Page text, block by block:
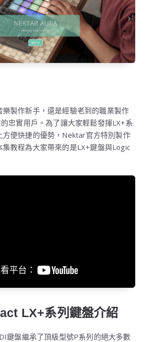
製作新手，還是經驗老到的職業製作
忠實用戶。為了讓大家輕鬆發揮LX+系
方便快捷的優勢，Nektar官方特別製作
教程為大家帶來的是LX+鍵盤與Logic
LX+系列鍵盤介紹
鍵盤繼承了頂級型號P系列的絕大多數